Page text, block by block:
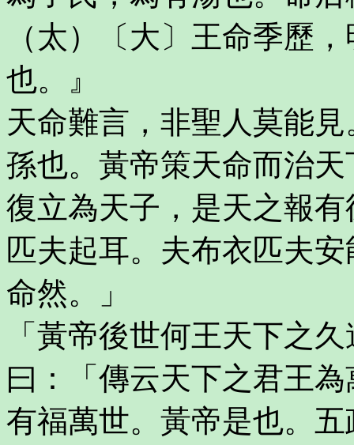
（太）〔大〕王命季歷
也。』
天命難言，非聖人莫能
孫也。黃帝策天命而治
復立為天子，是天之報
匹夫起耳。夫布衣匹夫
命然。」
「黃帝後世何王天下之
曰：「傳云天下之君王
有福萬世。黃帝是也。